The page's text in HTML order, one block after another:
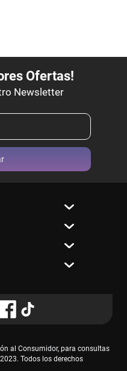
al Consumidor, para consultas
Todos los derechos